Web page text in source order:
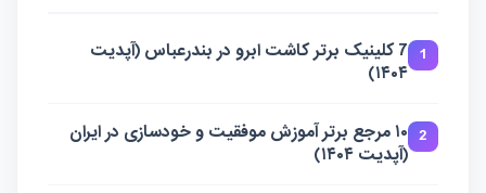
1
7 کلینیک برتر کاشت ابرو در بندرعباس (آپدیت
۱۴۰۴)
2
۱۰ مرجع برتر آموزش موفقیت و خودسازی در ایران
(آپدیت ۱۴۰۴)